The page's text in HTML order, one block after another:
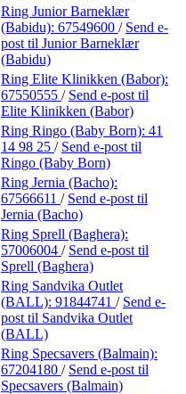
Ring Junior Barneklær
(Babidu): 67549600 / Send e-
post til Junior Barneklær
(Babidu)
Ring Elite Klinikken (Babor):
67550555 / Send e-post til
Elite Klinikken (Babor)
Ring Ringo (Baby Born): 41
14 98 25 / Send e-post til
Ringo (Baby Born)
Ring Jernia (Bacho):
67566611 / Send e-post til
Jernia (Bacho)
Ring Sprell (Baghera):
57006004 / Send e-post til
Sprell (Baghera)
Ring Sandvika Outlet
(BALL): 91844741 / Send e-
post til Sandvika Outlet
(BALL)
Ring Specsavers (Balmain):
67204180 / Send e-post til
Specsavers (Balmain)